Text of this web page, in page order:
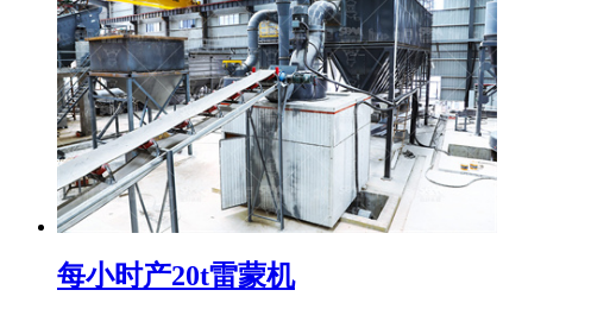
每小时产20t雷蒙机